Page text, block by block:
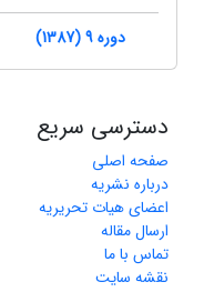
دوره 9 (1387)
دسترسی سریع
صفحه اصلی
درباره نشریه
اعضای هیات تحریریه
ارسال مقاله
تماس با ما
نقشه سایت